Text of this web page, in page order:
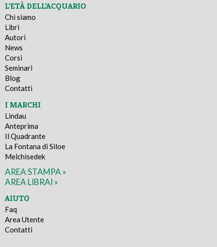
L'ETÀ DELL'ACQUARIO
Chi siamo
Libri
Autori
News
Corsi
Seminari
Blog
Contatti
I MARCHI
Lindau
Anteprima
Il Quadrante
La Fontana di Siloe
Melchisedek
AREA STAMPA »
AREA LIBRAI »
AIUTO
Faq
Area Utente
Contatti